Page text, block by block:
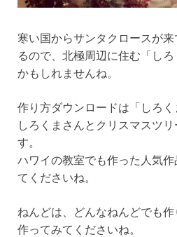
寒い国からサンタクロースが
るので、北極周辺に住む「し
かもしれませんね。
作り方ダウンロードは「しろく
しろくまさんとクリスマスツ
す。
ハワイの教室でも作った人気
てくださいね。
ねんどは、どんなねんどでも
作ってみてくださいね。